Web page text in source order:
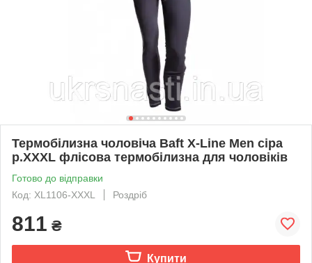
Термобілизна чоловіча Baft X-Line Men сіра
р.XXXL флісова термобілизна для чоловіків
Готово до відправки
Код: XL1106-XXXL
Роздріб
811 ₴
Купити